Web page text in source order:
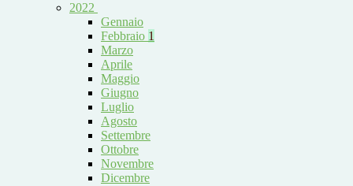
2022
Gennaio
Febbraio 1
Marzo
Aprile
Maggio
Giugno
Luglio
Agosto
Settembre
Ottobre
Novembre
Dicembre